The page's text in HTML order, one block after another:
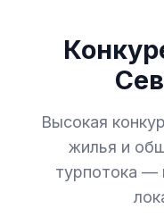
Высокая
жилья и
турпотока —